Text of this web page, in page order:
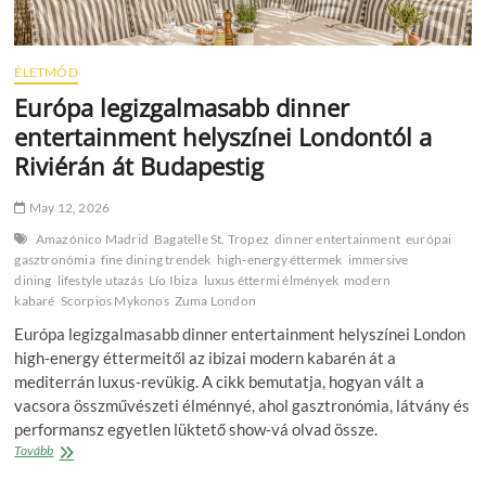
ÉLETMÓD
Európa legizgalmasabb dinner
entertainment helyszínei Londontól a
Riviérán át Budapestig
May 12, 2026
Amazónico Madrid Bagatelle St. Tropez dinner entertainment európai
gasztronómia fine dining trendek high‑energy éttermek immersive
dining lifestyle utazás Lío Ibiza luxus éttermi élmények modern
kabaré Scorpios Mykonos Zuma London
Európa legizgalmasabb dinner entertainment helyszínei London
high‑energy éttermeitől az ibizai modern kabarén át a
mediterrán luxus‑revükig. A cikk bemutatja, hogyan vált a
vacsora összművészeti élménnyé, ahol gasztronómia, látvány és
performansz egyetlen lüktető show‑vá olvad össze.
TovábbEurópa